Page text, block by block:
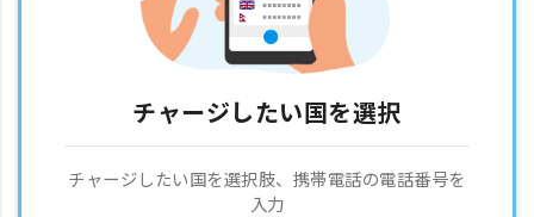
チャージしたい国を選択
チャージしたい国を選択肢、携帯電話の電話番号を
入力